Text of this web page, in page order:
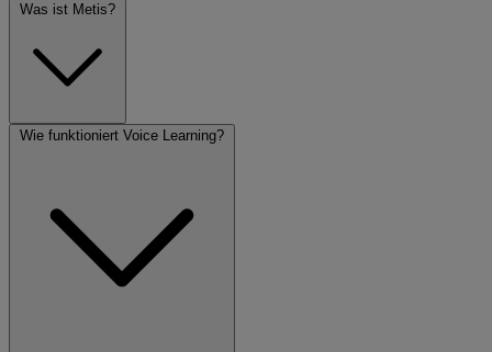
Was ist Metis?
Wie funktioniert Voice Learning?